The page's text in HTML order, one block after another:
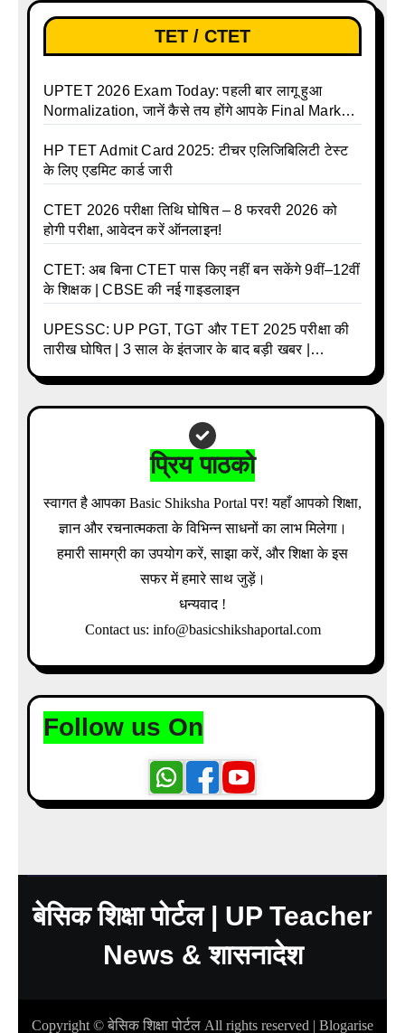
TET / CTET
UPTET 2026 Exam Today: पहली बार लागू हुआ
Normalization, जानें कैसे तय होंगे आपके Final Marks
HP TET Admit Card 2025: टीचर एलिजिबिलिटी टेस्ट
के लिए एडमिट कार्ड जारी
CTET 2026 परीक्षा तिथि घोषित – 8 फरवरी 2026 को
होगी परीक्षा, आवेदन करें ऑनलाइन!
CTET: अब बिना CTET पास किए नहीं बन सकेंगे 9वीं–12वीं
के शिक्षक | CBSE की नई गाइडलाइन
UPESSC: UP PGT, TGT और TET 2025 परीक्षा की
तारीख घोषित | 3 साल के इंतजार के बाद बड़ी खबर |
प्रिय पाठको
स्वागत है आपका Basic Shiksha Portal पर! यहाँ आपको शिक्षा,
ज्ञान और रचनात्मकता के विभिन्न साधनों का लाभ मिलेगा।
हमारी सामग्री का उपयोग करें, साझा करें, और शिक्षा के इस
सफर में हमारे साथ जुड़ें।
धन्यवाद !
Contact us: info@basicshikshaportal.com
Follow us On
बेसिक शिक्षा पोर्टल | UP Teacher
News & शासनादेश
Copyright © बेसिक शिक्षा पोर्टल All rights reserved | Blogarise